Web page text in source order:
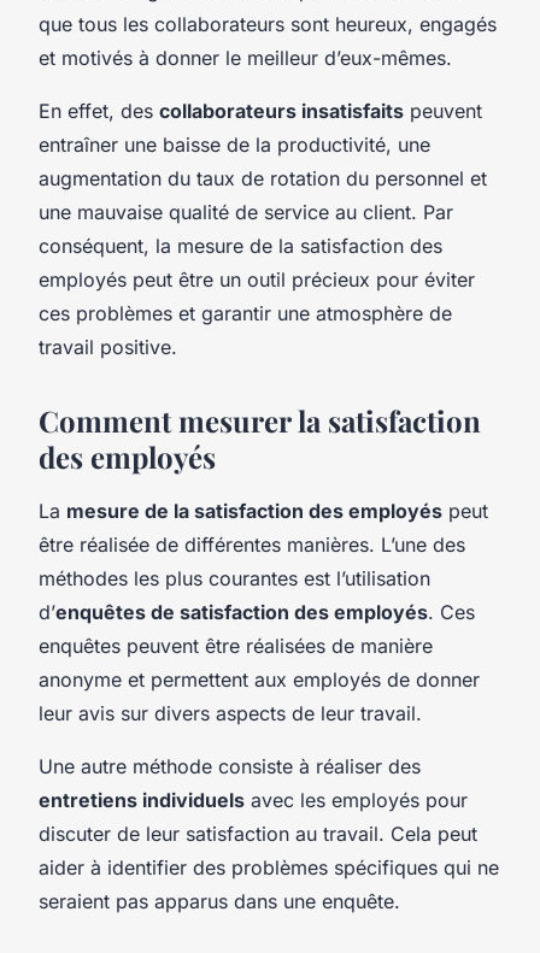
que tous les collaborateurs sont heureux, engagés
et motivés à donner le meilleur d’eux-mêmes.
En effet, des collaborateurs insatisfaits peuvent
entraîner une baisse de la productivité, une
augmentation du taux de rotation du personnel et
une mauvaise qualité de service au client. Par
conséquent, la mesure de la satisfaction des
employés peut être un outil précieux pour éviter
ces problèmes et garantir une atmosphère de
travail positive.
Comment mesurer la satisfaction
des employés
La mesure de la satisfaction des employés peut
être réalisée de différentes manières. L’une des
méthodes les plus courantes est l’utilisation
d’enquêtes de satisfaction des employés. Ces
enquêtes peuvent être réalisées de manière
anonyme et permettent aux employés de donner
leur avis sur divers aspects de leur travail.
Une autre méthode consiste à réaliser des
entretiens individuels avec les employés pour
discuter de leur satisfaction au travail. Cela peut
aider à identifier des problèmes spécifiques qui ne
seraient pas apparus dans une enquête.